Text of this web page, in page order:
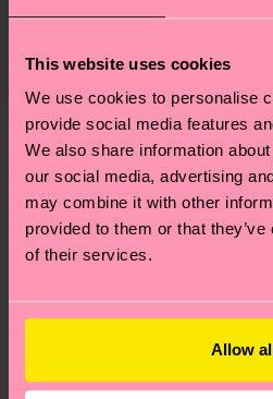
This website uses cookies
We use cookies to personalise
provide social media features
We also share information
our social media, advertising
may combine it with other
provided to them or that
of their services.
Allow
Elastane
Zertifizierungen – es geht
richtige Pflege von Socken
Weitere Informationen
findest du auf unserer
ab und unsere
findest duhier . Die
deine Bestellung versandt
dass es sich hierbei um
und die genaue Lieferzeit
deinem Land abhängt.
Du hast Fragen zu einer
am häufigsten gestellten
Ähnliche muster
Neuheit